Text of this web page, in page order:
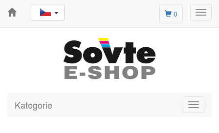
0
Toggle
Kategorie